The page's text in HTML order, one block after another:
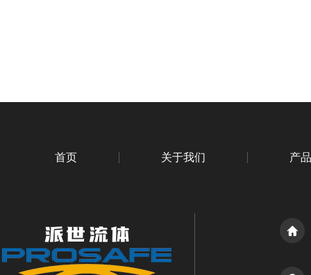
首页 关于我们 产